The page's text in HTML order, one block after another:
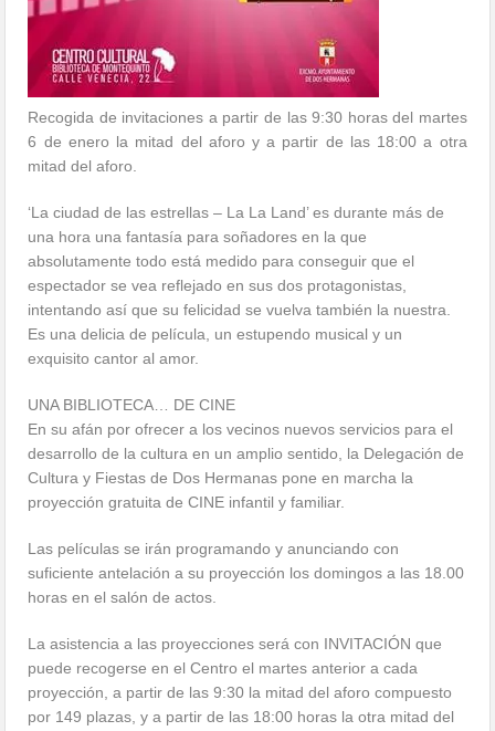
Recogida de invitaciones a partir de las 9:30 horas del martes
6 de enero la mitad del aforo y a partir de las 18:00 a otra
mitad del aforo.
‘La ciudad de las estrellas – La La Land’ es durante más de
una hora una fantasía para soñadores en la que
absolutamente todo está medido para conseguir que el
espectador se vea reflejado en sus dos protagonistas,
intentando así que su felicidad se vuelva también la nuestra.
Es una delicia de película, un estupendo musical y un
exquisito cantor al amor.
UNA BIBLIOTECA… DE CINE
En su afán por ofrecer a los vecinos nuevos servicios para el
desarrollo de la cultura en un amplio sentido, la Delegación de
Cultura y Fiestas de Dos Hermanas pone en marcha la
proyección gratuita de CINE infantil y familiar.
Las películas se irán programando y anunciando con
suficiente antelación a su proyección los domingos a las 18.00
horas en el salón de actos.
La asistencia a las proyecciones será con INVITACIÓN que
puede recogerse en el Centro el martes anterior a cada
proyección, a partir de las 9:30 la mitad del aforo compuesto
por 149 plazas, y a partir de las 18:00 horas la otra mitad del